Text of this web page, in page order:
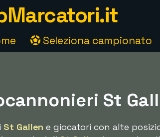
Seleziona campionato
St
St Gallen e giocatori con alte